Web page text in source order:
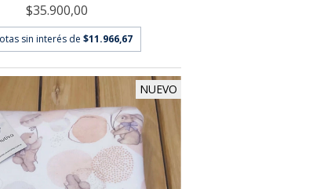
$35.900,00
sin interés de$11.966,67
NUEVO